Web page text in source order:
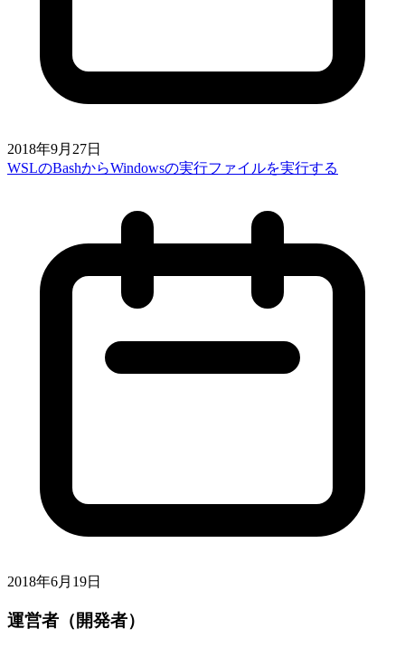
2018年9月27日
WSLのBashからWindowsの実行ファイルを実行する
2018年6月19日
運営者（開発者）